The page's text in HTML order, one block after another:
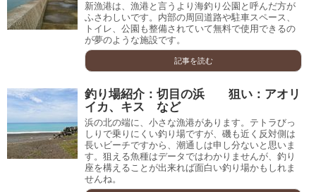
新漁港は、漁港と言うより海釣り公園と呼んだ方が
ふさわしいです。内部の周回道路や駐車スペース、
トイレ、公園も整備されていて無料で使用できるの
が夢のような施設です。
記事を読む
釣り場紹介：切目の浜 狙い：アオリ
イカ、キス など
浜の北の端に、小さな漁港があります。テトラびっ
しりで乗りにくい釣り場ですが、磯も近く反対側は
長いビーチですから、潮通しは申し分ないと思いま
す。狙える魚種はデータではわかりませんが、釣り
座を構えることが出来れば面白い釣り場かもしれま
せんね。